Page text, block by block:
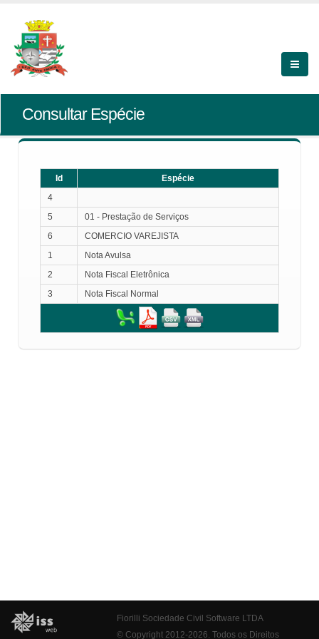
Consultar Espécie
Id
Espécie
4
5
01 - Prestação de Serviços
6
COMERCIO VAREJISTA
1
Nota Avulsa
2
Nota Fiscal Eletrônica
3
Nota Fiscal Normal
Fiorilli Sociedade Civil Software LTDA
© Copyright 2012-2026. Todos os Direitos